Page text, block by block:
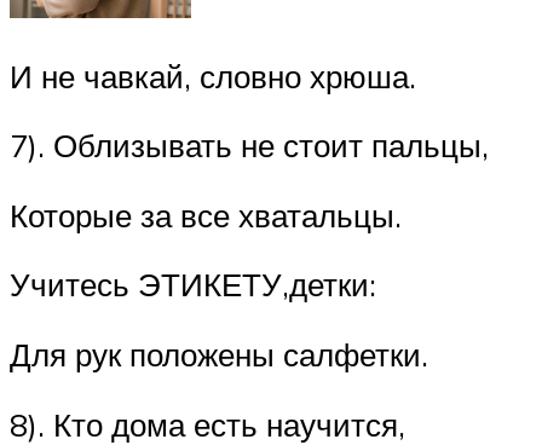
И не чавкай, словно хрюша.
7). Облизывать не стоит пальцы,
Которые за все хватальцы.
Учитесь ЭТИКЕТУ,детки:
Для рук положены салфетки.
8). Кто дома есть научится,